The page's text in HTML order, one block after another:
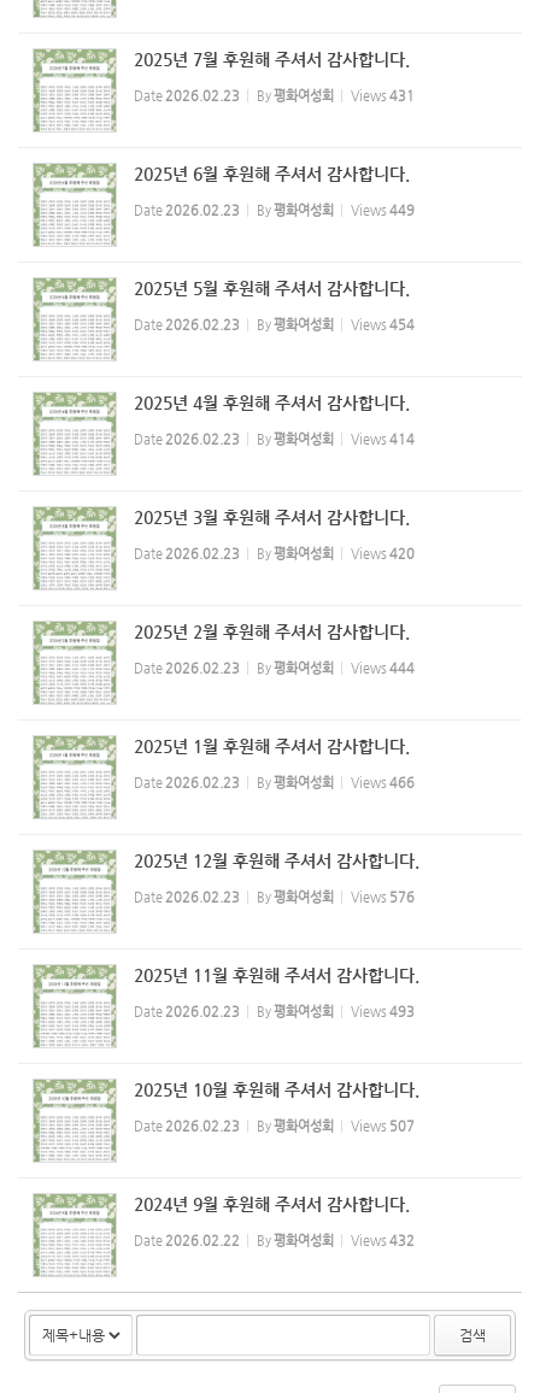
2025년 7월 후원해 주셔서 감사합니다.
Date 2026.02.23 By평화여성회 Views 431
2025년 6월 후원해 주셔서 감사합니다.
Date 2026.02.23 By평화여성회 Views 449
2025년 5월 후원해 주셔서 감사합니다.
Date 2026.02.23 By평화여성회 Views 454
2025년 4월 후원해 주셔서 감사합니다.
Date 2026.02.23 By평화여성회 Views 414
2025년 3월 후원해 주셔서 감사합니다.
Date 2026.02.23 By평화여성회 Views 420
2025년 2월 후원해 주셔서 감사합니다.
Date 2026.02.23 By평화여성회 Views 444
2025년 1월 후원해 주셔서 감사합니다.
Date 2026.02.23 By평화여성회 Views 466
2025년 12월 후원해 주셔서 감사합니다.
Date 2026.02.23 By평화여성회 Views 576
2025년 11월 후원해 주셔서 감사합니다.
Date 2026.02.23 By평화여성회 Views 493
2025년 10월 후원해 주셔서 감사합니다.
Date 2026.02.23 By평화여성회 Views 507
2024년 9월 후원해 주셔서 감사합니다.
Date 2026.02.22 By평화여성회 Views 432
검색